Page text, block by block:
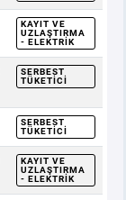
KAYIT VE
UZLAŞTIRMA
- ELEKTRIK
SERBEST
TÜKETICI
SERBEST
TÜKETICI
KAYIT VE
UZLAŞTIRMA
- ELEKTRIK